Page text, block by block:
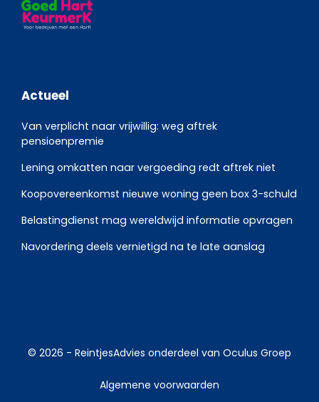
Actueel
Van verplicht naar vrijwillig: weg aftrek
pensioenpremie
Lening omkatten naar vergoeding redt aftrek niet
Koopovereenkomst nieuwe woning geen box 3-schuld
Belastingdienst mag wereldwijd informatie opvragen
Navordering deels vernietigd na te late aanslag
© 2026 - ReintjesAdvies onderdeel van Oculus Groep
Algemene voorwaarden